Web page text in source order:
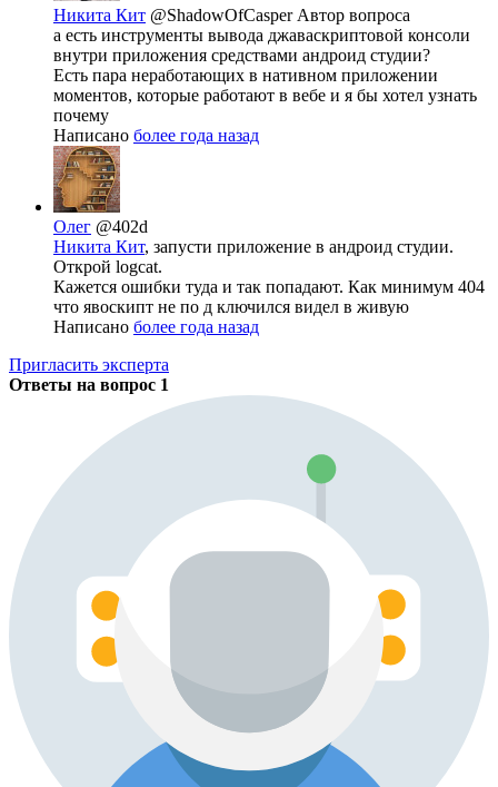
Никита Кит @ShadowOfCasper Автор вопроса
а есть инструменты вывода джаваскриптовой консоли
внутри приложения средствами андроид студии?
Есть пара неработающих в нативном приложении
моментов, которые работают в вебе и я бы хотел узнать
почему
Написано более года назад
Олег @402d
Никита Кит, запусти приложение в андроид студии.
Открой logcat.
Кажется ошибки туда и так попадают. Как минимум 404
что явоскипт не по д ключился видел в живую
Написано более года назад
Пригласить эксперта
Ответы на вопрос 1